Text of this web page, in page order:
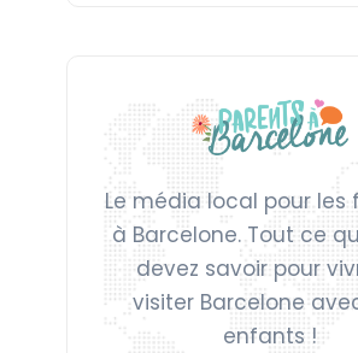
Le média local pour les
à Barcelone. Tout ce
devez savoir pour
visiter Barcelone
enfants !